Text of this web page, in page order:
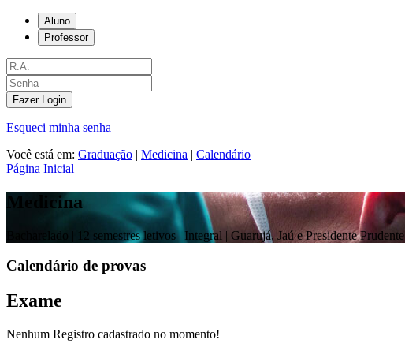
Aluno
Professor
Fazer Login
Esqueci minha senha
Você está em: Graduação | Medicina | Calendário
Página Inicial
Medicina
Bacharelado | 12 semestres letivos | Integral | Guarujá, Jaú e Presidente Prudente
Calendário de provas
Exame
Nenhum Registro cadastrado no momento!